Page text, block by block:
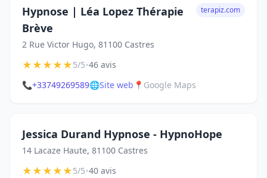
Hypnose | Léa Lopez Thérapie
Brève
2 Rue Victor Hugo, 81100 Castres
terapiz.com
★★★★★5/5•46 avis
📞+33749269589🌐Site web 📍 Google Maps
Jessica Durand Hypnose - HypnoHope
14 Lacaze Haute, 81100 Castres
★★★★★5/5•40 avis